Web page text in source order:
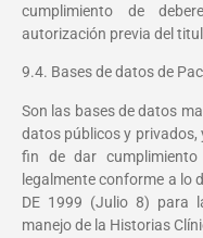
cumplimiento de
autorización previa del
9.4. Bases de datos de
Son las bases de datos
datos públicos y privados,
fin de dar
legalmente conforme a lo
DE 1999 (Julio 8) para
manejo de la Historias